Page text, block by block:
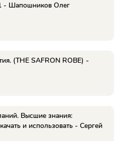
- Шапошников Олег
(THE SAFRON ROBE) -
Высшие знания:
и использовать - Сергей